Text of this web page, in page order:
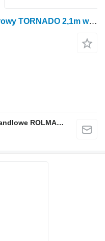
Wał pojedynczy strunowy / rurowy TORNADO 2,1m wahaczowy
Przedsiębiorstwo Produkcyjno-Handlowe ROLMAPOL Marcin Dziekan